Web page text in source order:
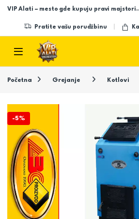
Skip to navigation
Skip to content
VIP Alati – mesto gde kupuju pravi
Pratite vašu porudžbinu
Open
Početna Grejanje Kotlovi
-5%